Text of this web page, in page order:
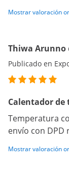
Mostrar valoración
Thiwa Arunno
Publicado en
Calentador de
Temperatura
envío con
Mostrar valoración